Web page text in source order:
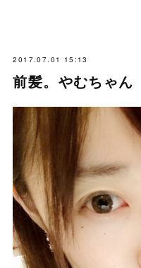
2017.07.01 15:13
前髪。やむちゃん